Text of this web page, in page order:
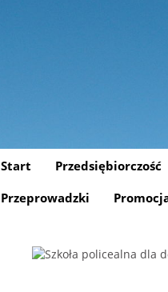
Start Przedsiębiorczość
Przeprowadzki